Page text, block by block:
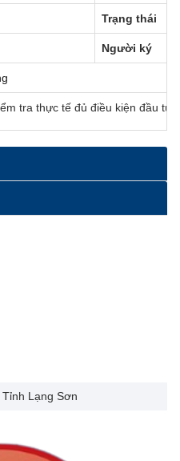
Trạng thái
Người ký
tra thực tế đủ điều kiện đầu tư
Lạng Sơn